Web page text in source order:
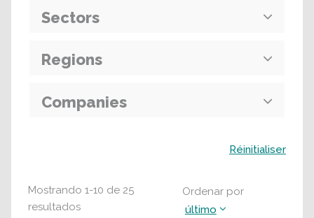
Mostrando 1-10 de 25
resultados
Ordenar por
último
Sectors
Regions
Companies
Réinitialiser